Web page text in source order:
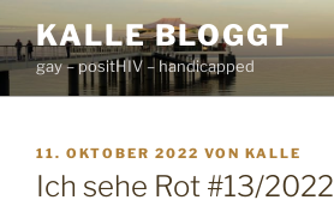
Inhalt
springen
KALLE BLOGGT
gay – positHIV – handicapped
VERÖFFENTLICHT
AM
11. OKTOBER 2022 VON KALLE
Ich sehe Rot #13/2022